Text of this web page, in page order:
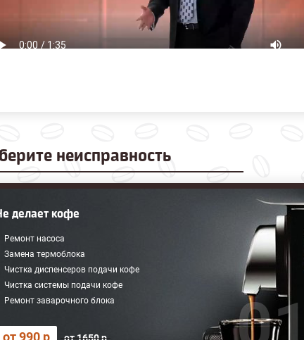
неисправность
делает кофе
Ремонт насоса
Замена термоблока
Чистка диспенсеров подачи кофе
Чистка системы подачи кофе
Ремонт заварочного блока
от 990 р